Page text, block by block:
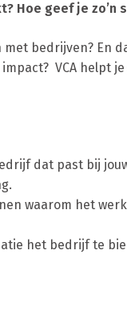
Hoe geef je zo’n
bedrijven? En
VCA helpt je
dat past bij
waarom het
het bedrijf te